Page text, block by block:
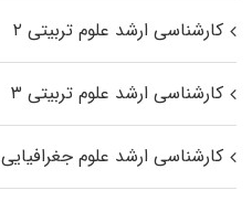
کارشناسی ارشد علوم تربیتی ۲
کارشناسی ارشد علوم تربیتی ۳
کارشناسی ارشد علوم جغرافیایی